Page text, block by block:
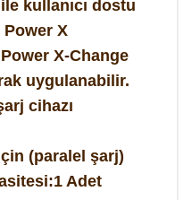
kullanıcı dostu
Power X
X-Change
uygulanabilir.
cihazı
(paralel şarj)
Adet